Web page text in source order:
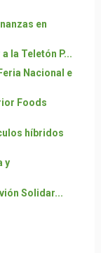
en
la Teletón P...
Nacional e
Foods
híbridos
y
Solidar...